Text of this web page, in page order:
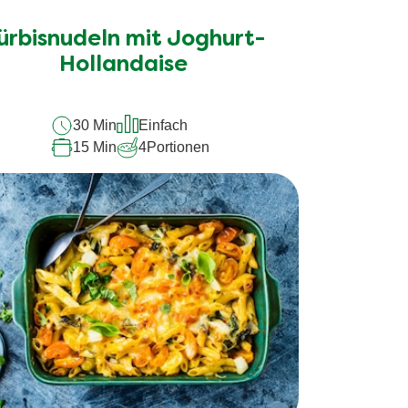
für
dieses
mit Joghurt-
Hollandaise
30 Min
Einfach
15 Min
4Portionen